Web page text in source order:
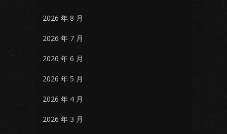
2026 年 8 月
2026 年 7 月
2026 年 6 月
2026 年 5 月
2026 年 4 月
2026 年 3 月